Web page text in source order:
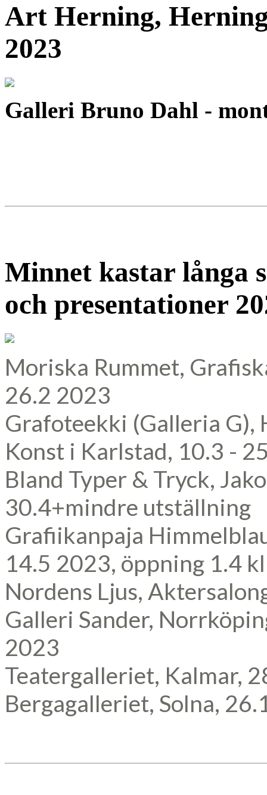
Art Herning,
2023
Galleri Bruno Dahl -
Minnet kastar långa
och presentationer
Moriska Rummet,
26.2 2023
Grafoteekki (Galleria G),
Konst i Karlstad, 10.3 -
Bland Typer & Tryck,
30.4+mindre utställning
Grafiikanpaja
14.5 2023, öppning 1.4
Nordens Ljus,
Galleri Sander,
2023
Teatergalleriet, Kalmar,
Bergagalleriet, Solna,